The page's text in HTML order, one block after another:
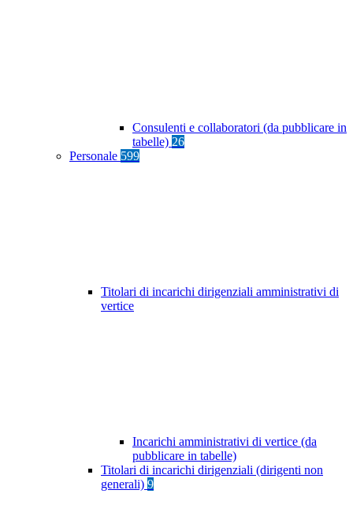
Consulenti e collaboratori (da pubblicare in
tabelle) 26
Personale 599
Titolari di incarichi dirigenziali amministrativi di
vertice
Incarichi amministrativi di vertice (da
pubblicare in tabelle)
Titolari di incarichi dirigenziali (dirigenti non
generali) 9